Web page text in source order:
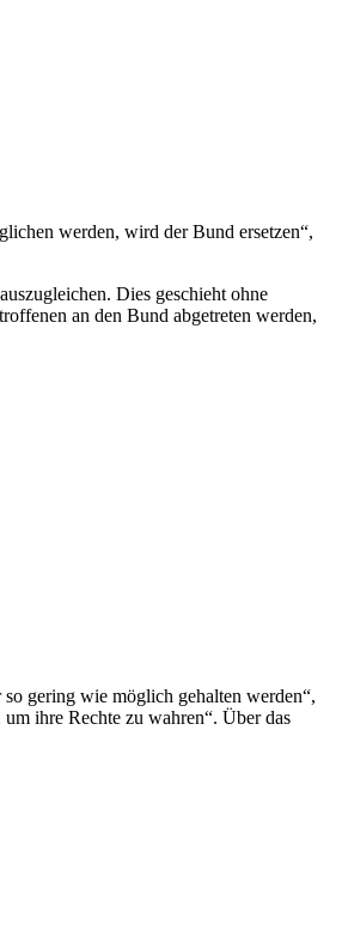
werden, wird der Bund ersetzen“,
Dies geschieht ohne
an den Bund abgetreten werden,
gering wie möglich gehalten werden“,
ihre Rechte zu wahren“. Über das